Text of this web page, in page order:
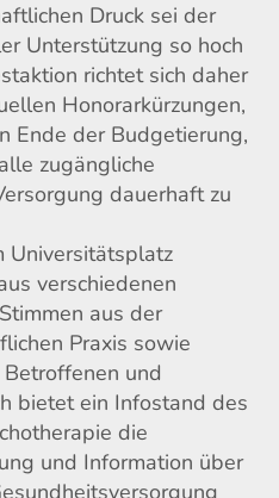
Druck sei der
Unterstützung so hoch
richtet sich daher
Honorarkürzungen,
Ende der Budgetierung,
zugängliche
dauerhaft zu
Universitätsplatz
verschiedenen
aus der
Praxis sowie
und
bietet ein Infostand des
die
und Information über